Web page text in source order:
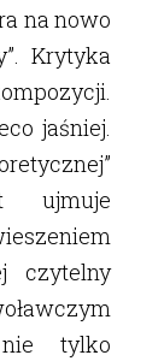
na nowo
Krytyka
jaśniej.
ujmuje
czytelny
nie tylko